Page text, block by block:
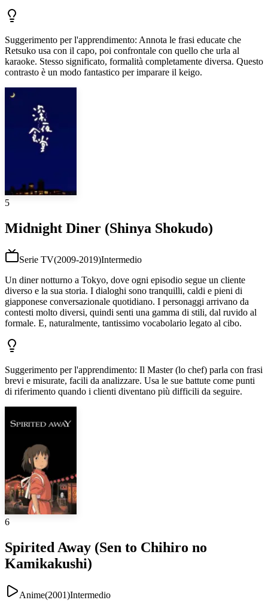
Suggerimento per l'apprendimento: Annota le frasi educate che
Retsuko usa con il capo, poi confrontale con quello che urla al
karaoke. Stesso significato, formalità completamente diversa. Questo
contrasto è un modo fantastico per imparare il keigo.
5
Midnight Diner (Shinya Shokudo)
Serie TV(2009-2019)Intermedio
Un diner notturno a Tokyo, dove ogni episodio segue un cliente
diverso e la sua storia. I dialoghi sono tranquilli, caldi e pieni di
giapponese conversazionale quotidiano. I personaggi arrivano da
contesti molto diversi, quindi senti una gamma di stili, dal ruvido al
formale. E, naturalmente, tantissimo vocabolario legato al cibo.
Suggerimento per l'apprendimento: Il Master (lo chef) parla con frasi
brevi e misurate, facili da analizzare. Usa le sue battute come punti
di riferimento quando i clienti diventano più difficili da seguire.
6
Spirited Away (Sen to Chihiro no
Kamikakushi)
Anime(2001)Intermedio